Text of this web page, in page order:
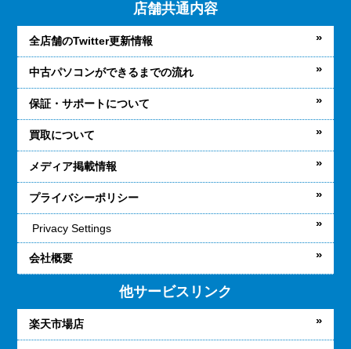
店舗共通内容
全店舗のTwitter更新情報
中古パソコンができるまでの流れ
保証・サポートについて
買取について
メディア掲載情報
プライバシーポリシー
Privacy Settings
会社概要
他サービスリンク
楽天市場店